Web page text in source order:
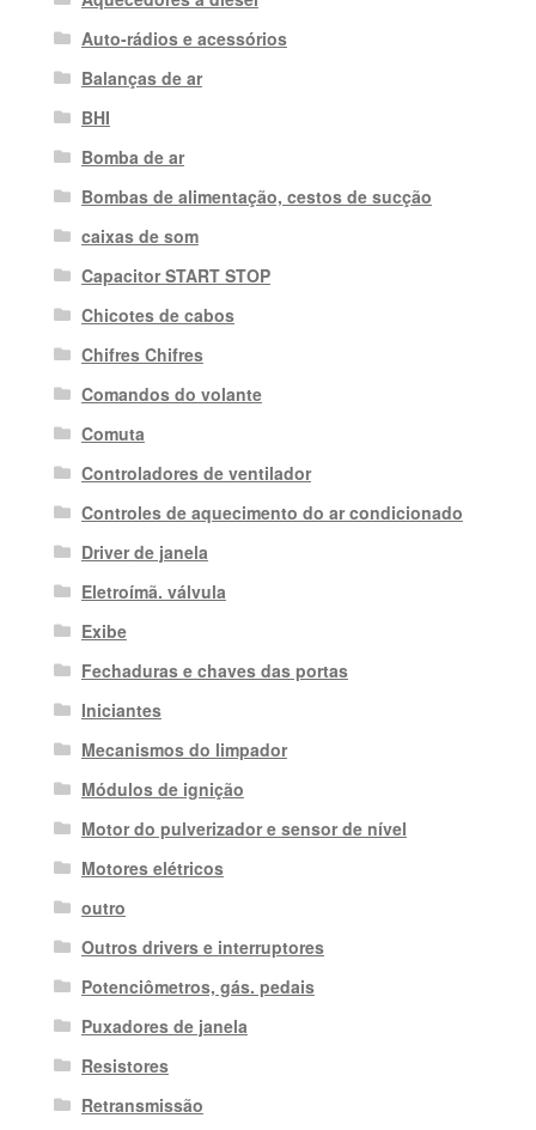
Auto-rádios e acessórios
Balanças de ar
BHI
Bomba de ar
Bombas de alimentação, cestos de sucção
caixas de som
Capacitor START STOP
Chicotes de cabos
Chifres Chifres
Comandos do volante
Comuta
Controladores de ventilador
Controles de aquecimento do ar condicionado
Driver de janela
Eletroímã. válvula
Exibe
Fechaduras e chaves das portas
Iniciantes
Mecanismos do limpador
Módulos de ignição
Motor do pulverizador e sensor de nível
Motores elétricos
outro
Outros drivers e interruptores
Potenciômetros, gás. pedais
Puxadores de janela
Resistores
Retransmissão